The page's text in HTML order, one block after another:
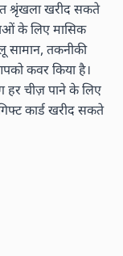
श्रृंखला खरीद सकते
के लिए मासिक
सामान, तकनीकी
कवर किया है।
चीज़ पाने के लिए
कार्ड खरीद सकते